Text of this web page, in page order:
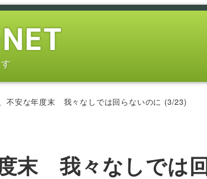
不安な年度末 我々なしでは回らないのに (3/23)
末 我々なしでは